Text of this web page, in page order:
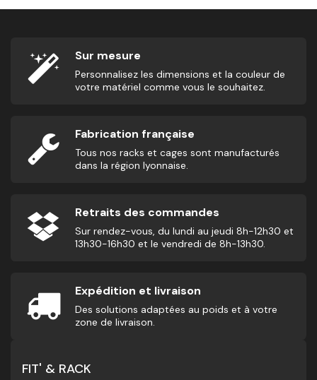
Sur mesure
Personnalisez les dimensions et la couleur de
votre matériel comme vous le souhaitez.
Fabrication française
Tous nos racks et cages sont manufacturés
dans la région lyonnaise.
Retraits des commandes
Sur rendez-vous, du lundi au jeudi 8h-12h30 et
13h30-16h30 et le vendredi de 8h-13h30.
Expédition et livraison
Des solutions adaptées au poids et à votre
zone de livraison.
FIT' & RACK